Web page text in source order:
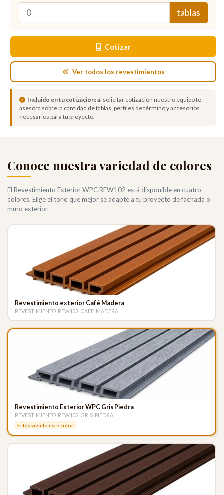
tablas
Cotizar
Ver todos los revestimientos
Incluido en tu cotización:al solicitar cotización nuestro equipo te
asesora sobre la cantidad de tablas, perfiles de término y accesorios
necesarios para tu proyecto.
Conoce nuestra variedad de colores
El Revestimiento Exterior WPC REW102 está disponible en cuatro
colores. Elige el tono que mejor se adapte a tu proyecto de fachada o
muro exterior.
Revestimiento exterior Café Madera
REVESTIMIENTO_REW102_CAFE_MADERA
Revestimiento Exterior WPC Gris Piedra
REVESTIMIENTO_REW102_GRIS_PIEDRA
Estás viendo este color